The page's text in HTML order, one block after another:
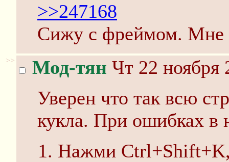
>>247168
Сижу с фреймом. Мне
>> Мод-тян Чт 22 ноября
Уверен что так всю
кукла. При ошибках в
Нажми Ctrl+Shift+K,